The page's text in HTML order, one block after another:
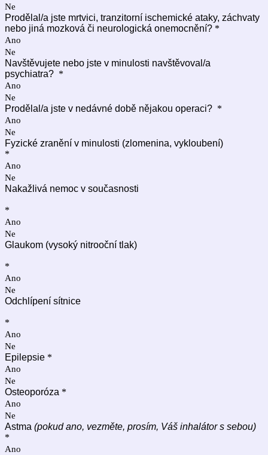
Ne
Prodělal/a jste mrtvici, tranzitorní ischemické ataky, záchvaty
nebo jiná mozková či neurologická onemocnění? *
Ano
Ne
Navštěvujete nebo jste v minulosti navštěvoval/a
psychiatra? *
Ano
Ne
Prodělal/a jste v nedávné době nějakou operaci? *
Ano
Ne
Fyzické zranění v minulosti (zlomenina, vykloubení)
*
Ano
Ne
Nakažlivá nemoc v současnosti
*
Ano
Ne
Glaukom (vysoký nitrooční tlak)
*
Ano
Ne
Odchlípení sítnice
*
Ano
Ne
Epilepsie *
Ano
Ne
Osteoporóza *
Ano
Ne
Astma (pokud ano, vezměte, prosím, Váš inhalátor s sebou)
*
Ano